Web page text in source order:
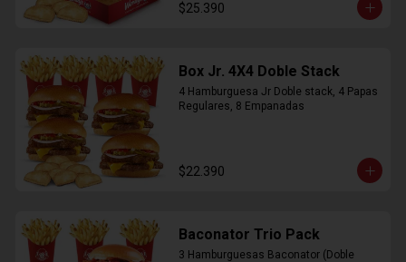
$25.390
Box Jr. 4X4 Doble Stack
4 Hamburguesa Jr Doble stack, 4 Papas
Regulares, 8 Empanadas
$22.390
Baconator Trio Pack
3 Hamburguesas Baconator (Doble